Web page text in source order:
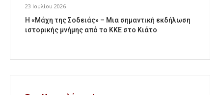
23 Ιουλίου 2026
Η «Μάχη της Σοδειάς» – Μια σημαντική εκδήλωση
ιστορικής μνήμης από το ΚΚΕ στο Κιάτο